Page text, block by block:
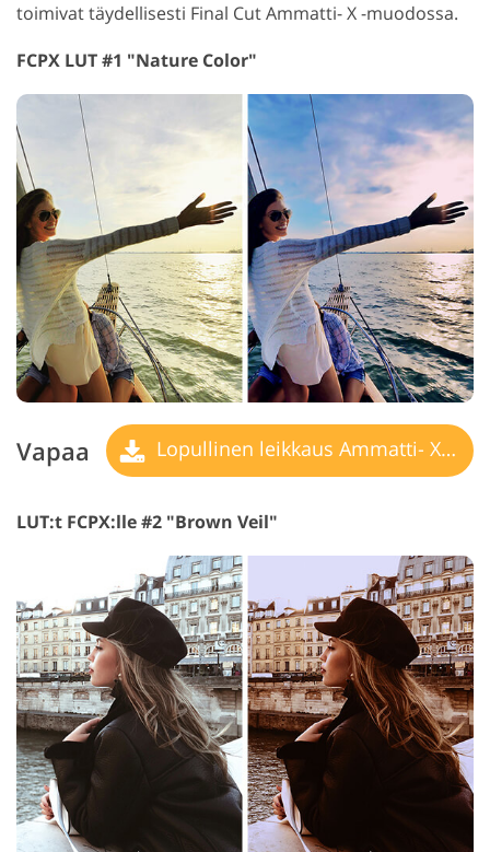
toimivat täydellisesti Final Cut Ammatti- X -muodossa.
FCPX LUT #1 "Nature Color"
Vapaa Lopullinen leikkaus Ammatti- X LUT
LUT:t FCPX:lle #2 "Brown Veil"